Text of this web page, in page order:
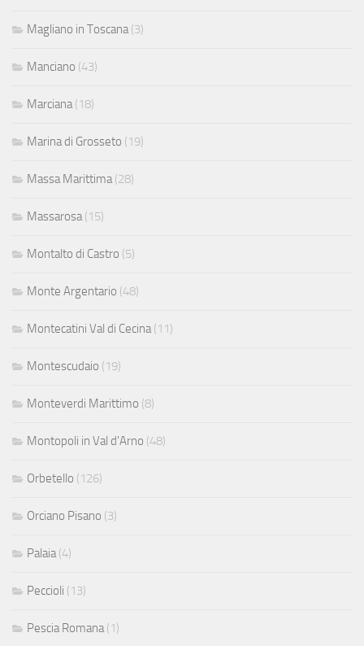
Magliano in Toscana (3)
Manciano (43)
Marciana (18)
Marina di Grosseto (19)
Massa Marittima (28)
Massarosa (15)
Montalto di Castro (5)
Monte Argentario (48)
Montecatini Val di Cecina (11)
Montescudaio (19)
Monteverdi Marittimo (8)
Montopoli in Val d'Arno (48)
Orbetello (126)
Orciano Pisano (3)
Palaia (4)
Peccioli (13)
Pescia Romana (1)